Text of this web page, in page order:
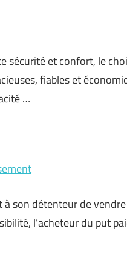
sécurité et confort, le
fiables et
…
son détenteur de
l’acheteur du put